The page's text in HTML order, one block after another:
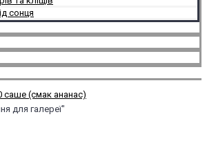
сонця
для галереї"